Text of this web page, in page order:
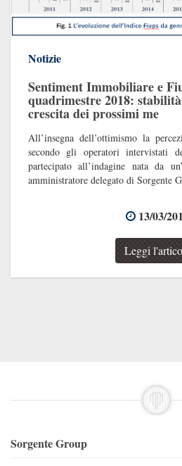
Notizie
Sentiment Immobiliare e
quadrimestre 2018:
crescita dei prossimi me
All’insegna dell’ottimismo la
secondo gli operatori intervistati
partecipato all’indagine nata da
amministratore delegato di Sorgente
13/03/
Leggi
Sorgente Group